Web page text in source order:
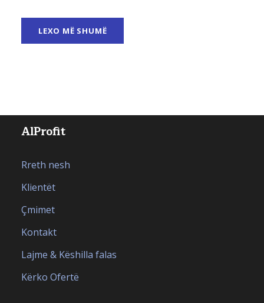
LEXO MË SHUMË
AlProfit
Rreth nesh
Klientët
Çmimet
Kontakt
Lajme & Këshilla falas
Kërko Ofertë